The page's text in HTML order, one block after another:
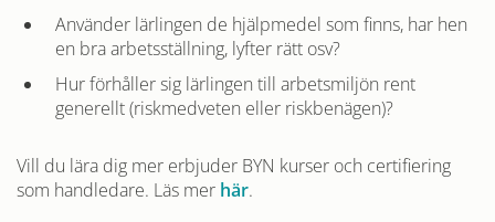
Använder lärlingen de hjälpmedel som finns, har hen
en bra arbetsställning, lyfter rätt osv?
Hur förhåller sig lärlingen till arbetsmiljön rent
generellt (riskmedveten eller riskbenägen)?
Vill du lära dig mer erbjuder BYN kurser och certifiering
som handledare. Läs mer här.